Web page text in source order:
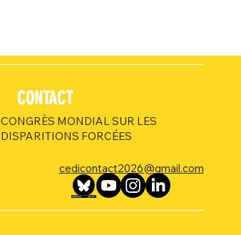
CONTACT
CONGRÈS MONDIAL SUR LES
DISPARITIONS FORCÉES
cedicontact2026@gmail.com